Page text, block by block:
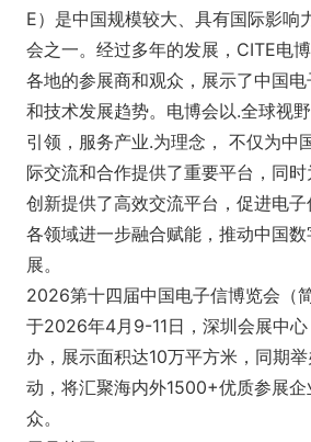
E）是中国规模较大、具有国际影响
会之一。经过多年的发展，CITE电
各地的参展商和观众，展示了中国
和技术发展趋势。电博会以.全球视
引领，服务产业.为理念， 不仅为中
际交流和合作提供了重要平台，同
创新提供了高效交流平台，促进电
各领域进一步融合赋能，推动中国
展。
2026第十四届中国电子信博览会（
于2026年4月9-11日，深圳会展中
办，展示面积达10万平方米，同期
动，将汇聚海内外1500+优质参展
众。